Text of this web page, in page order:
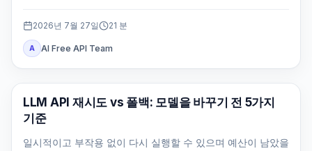
2026년 7월 27일 21 분
A AI Free API Team
API 가이드
LLM API 재시도 vs 폴백: 모델을 바꾸기 전 5가지
기준
일시적이고 부작용 없이 다시 실행할 수 있으며 예산이 남았을